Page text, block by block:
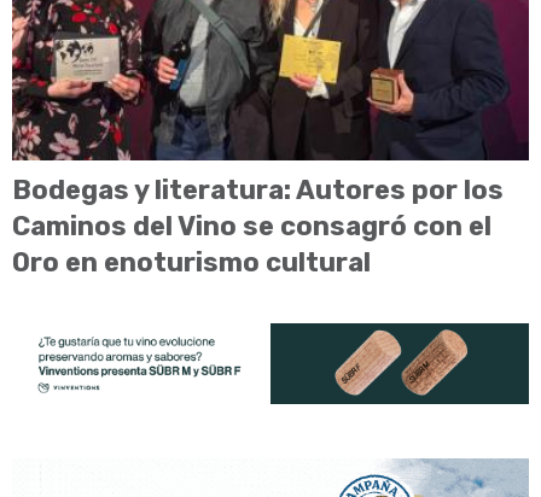
Bodegas y literatura: Autores por los
Caminos del Vino se consagró con el
Oro en enoturismo cultural